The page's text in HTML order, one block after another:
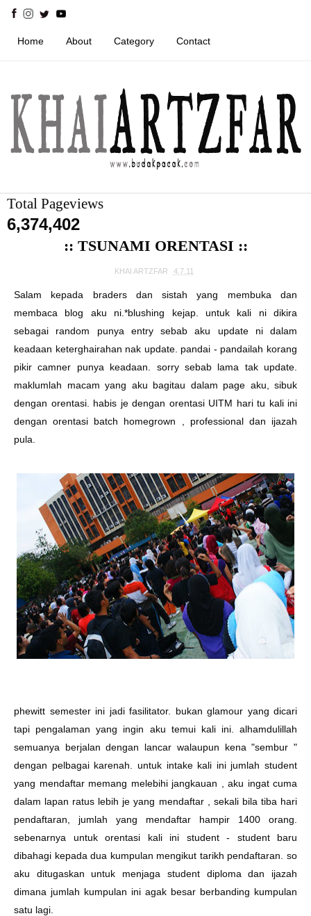
Home About Category Contact
Total Pageviews
6,374,402
:: TSUNAMI ORENTASI ::
KHAI ARTZFAR 4.7.11
Salam kepada braders dan sistah yang membuka dan
membaca blog aku ni.*blushing kejap. untuk kali ni dikira
sebagai random punya entry sebab aku update ni dalam
keadaan keterghairahan nak update. pandai - pandailah korang
pikir camner punya keadaan. sorry sebab lama tak update.
maklumlah macam yang aku bagitau dalam page aku, sibuk
dengan orentasi. habis je dengan orentasi UITM hari tu kali ini
dengan orentasi batch homegrown , professional dan ijazah
pula.
phewitt semester ini jadi fasilitator. bukan glamour yang dicari
tapi pengalaman yang ingin aku temui kali ini. alhamdulillah
semuanya berjalan dengan lancar walaupun kena "sembur "
dengan pelbagai karenah. untuk intake kali ini jumlah student
yang mendaftar memang melebihi jangkauan , aku ingat cuma
dalam lapan ratus lebih je yang mendaftar , sekali bila tiba hari
pendaftaran, jumlah yang mendaftar hampir 1400 orang.
sebenarnya untuk orentasi kali ini student - student baru
dibahagi kepada dua kumpulan mengikut tarikh pendaftaran. so
aku ditugaskan untuk menjaga student diploma dan ijazah
dimana jumlah kumpulan ini agak besar berbanding kumpulan
satu lagi.